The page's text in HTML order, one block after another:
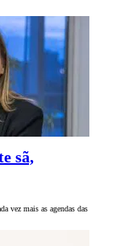
sã,
vez mais as agendas das